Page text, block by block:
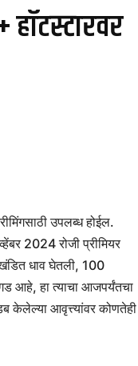
बुलेटिन
उपलब्ध होईल.
2024 रोजी प्रीमियर
धाव घेतली, 100
आहे, हा त्याचा आजपर्यंतचा
केलेल्या आवृत्त्यांवर कोणतेही